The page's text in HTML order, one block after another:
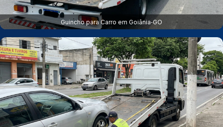
Guincho para Carro em Goiânia‑GO